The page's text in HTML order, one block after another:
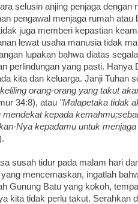
selusin anjing penjaga dengan
pengawal menjaga rumah atau
juga memberi kepastian
lewat usaha manusia tidak
lupakan bahwa diatas
perlindungan yang pasti. Hanya
kita dan keluarga. Janji Tuhan
orang-orang yang takut
34:8), atau "Malapetaka tidak
mendekat kepada
Nya kepadamu untuk
susah tidur pada malam hari
mencemaskan, ingatlah
Gunung Batu yang kokoh,
kita tidak perlu takut. Serahkan